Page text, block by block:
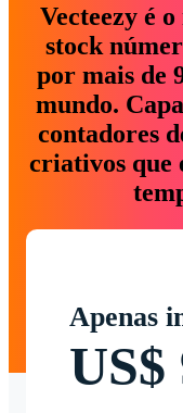
Vecteezy é
stock
por mais de
mundo.
contadores
criativos que
Apenas
US$